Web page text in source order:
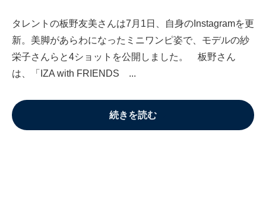
タレントの板野友美さんは7月1日、自身のInstagramを更
新。美脚があらわになったミニワンピ姿で、モデルの紗
栄子さんらと4ショットを公開しました。 板野さん
は、「IZA with FRIENDS ...
続きを読む